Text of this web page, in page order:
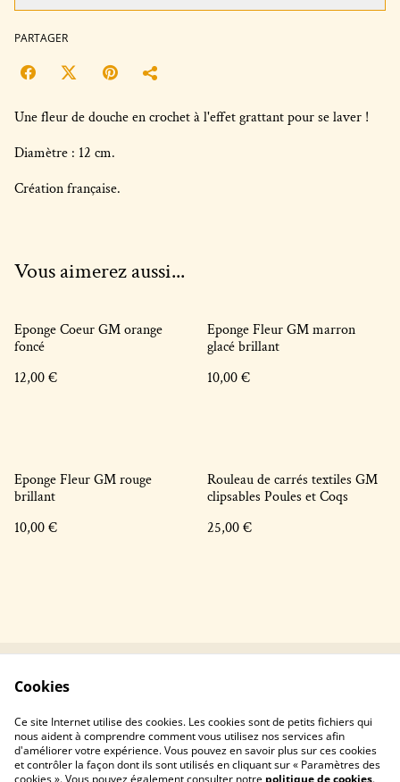
PARTAGER
Une fleur de douche en crochet à l'effet grattant pour se laver !
Diamètre : 12 cm.
Création française.
Vous aimerez aussi...
Eponge Coeur GM orange
foncé
12,00 €
Eponge Fleur GM marron
glacé brillant
10,00 €
Eponge Fleur GM rouge
brillant
10,00 €
Rouleau de carrés textiles GM
clipsables Poules et Coqs
25,00 €
confidentialité
Cookies
Ce site Internet utilise des cookies. Les cookies sont de petits fichiers qui
nous aident à comprendre comment vous utilisez nos services afin
d'améliorer votre expérience. Vous pouvez en savoir plus sur ces cookies
et contrôler la façon dont ils sont utilisés en cliquant sur « Paramètres des
cookies ». Vous pouvez également consulter notre politique de cookies.